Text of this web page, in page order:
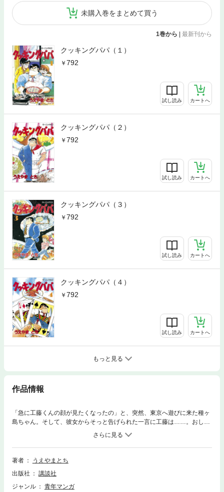
未購入巻をまとめて買う
1巻から | 最新刊から
クッキングパパ（１）
792
試し読み カートへ
クッキングパパ（２）
792
試し読み カートへ
クッキングパパ（３）
792
試し読み カートへ
クッキングパパ（４）
792
試し読み カートへ
もっと見る
作品情報
「急に工藤くんの顔が見たくなったの」と、突然、東京へ遊びに来た種ヶ
島ちゃん。そして、彼女からそっと告げられた一言に工藤は……。おしど
りカップルに急展開！！ 第124巻のクッキングメニュー……スープカレ
ーチャンポン／コンキリエ・アラビアータ／イトコンドリア／トリ皮クッ
キング／ヒラメの五枚おろし／ズッキーニクッキング／あいすまんじゅう
／パンツァネッラ／豚汁DX／骨かじり
著者
うえやまとち
出版社
講談社
ジャンル
青年マンガ